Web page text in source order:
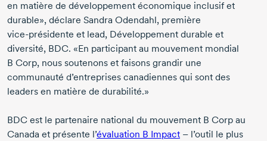
en matière de développement économique inclusif et
durable», déclare Sandra Odendahl, première
vice-présidente et lead, Développement durable et
diversité, BDC. «En participant au mouvement mondial
B Corp, nous soutenons et faisons grandir une
communauté d’entreprises canadiennes qui sont des
leaders en matière de durabilité.»
BDC est le partenaire national du mouvement B Corp au
Canada et présente l’évaluation B Impact – l’outil le plus